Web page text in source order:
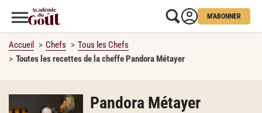
M'ABONNER
Accueil Chefs
Tous les Chefs
Toutes les recettes de la cheffe Pandora Métayer
Pandora Métayer